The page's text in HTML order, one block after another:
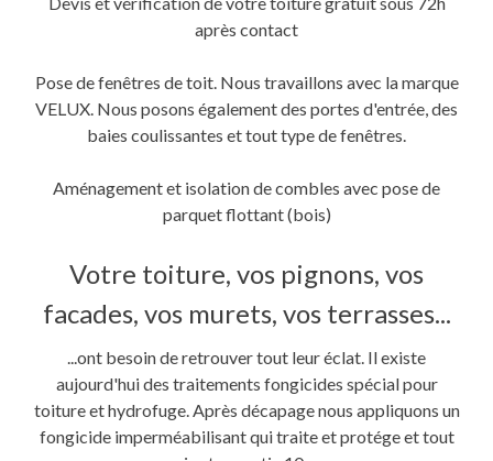
après contact
Pose de fenêtres de toit. Nous travaillons avec la marque
VELUX. Nous posons également des portes d'entrée, des
baies coulissantes et tout type de fenêtres.
Aménagement et isolation de combles avec pose de
parquet flottant (bois)
Votre toiture, vos pignons, vos
facades, vos murets, vos terrasses...
...ont besoin de retrouver tout leur éclat. Il existe
aujourd'hui des traitements fongicides spécial pour
toiture et hydrofuge. Après décapage nous appliquons un
fongicide imperméabilisant qui traite et protége et tout